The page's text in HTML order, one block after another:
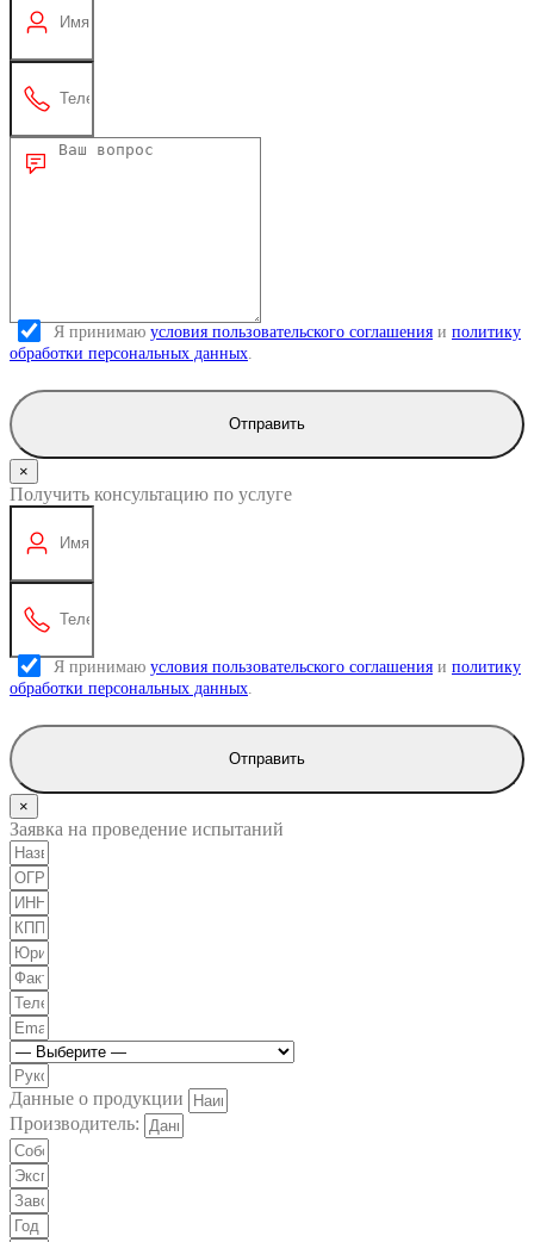
Я принимаю условия пользовательского соглашения и политику
обработки персональных данных
Отправить
×
Получить консультацию по услуге
Я принимаю условия пользовательского соглашения и политику
обработки персональных данных
Отправить
×
Заявка на проведение испытаний
Данные о продукции
Производитель: